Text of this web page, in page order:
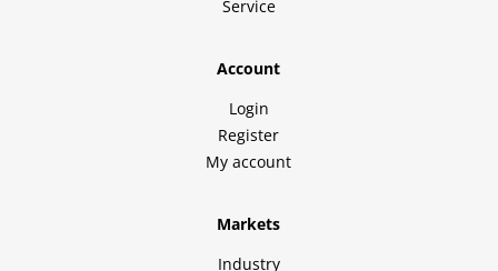
Service
Account
Login
Register
My account
Markets
Industry